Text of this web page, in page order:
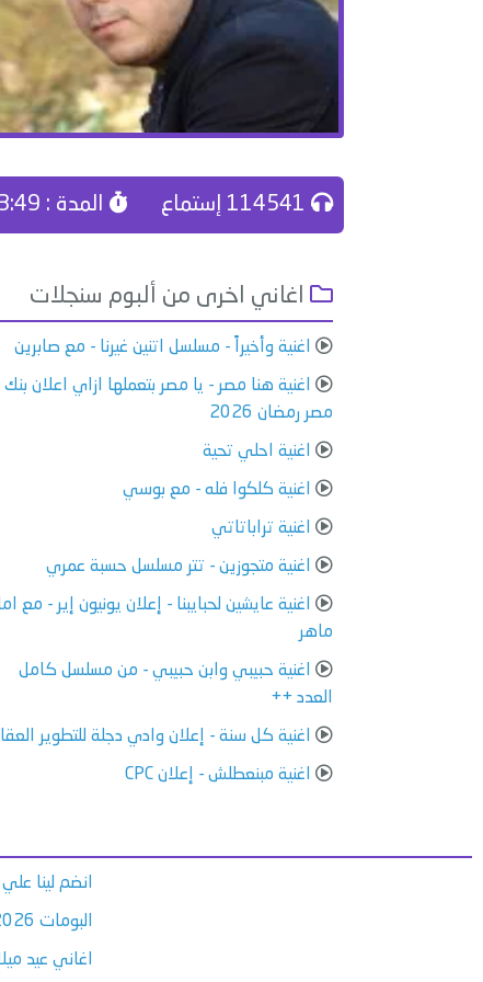
المدة : 03:49
اغاني اخرى من ألبوم سنجلات
اغنية وأخيراً - مسلسل اتنين غيرنا - مع صابرين
اغنية هنا مصر - يا مصر بتعملها ازاي اعلان بنك
مصر رمضان 2026
اغنية احلي تحية
اغنية كلكوا فله - مع بوسي
اغنية تراباتاتي
اغنية متجوزين - تتر مسلسل حسبة عمري
اغنية عايشين لحبايبنا - إعلان يونيون إير - مع
ماهر
اغنية حبيبي وابن حبيبي - من مسلسل كامل
العدد ++
اغنية كل سنة - إعلان وادي دجلة للتطوير
اغنية مبنعطلش - إعلان CPC
انضم لينا
البومات 2026
اغاني عيد